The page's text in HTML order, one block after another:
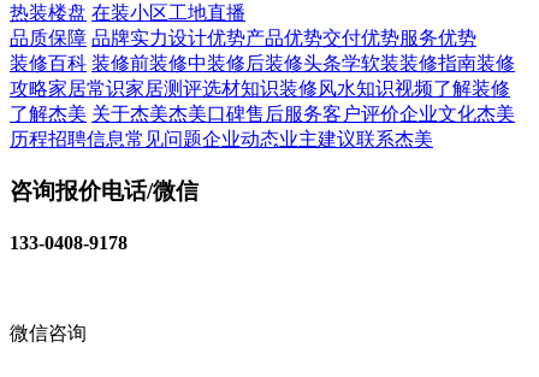
热装楼盘 在装小区工地直播
品质保障 品牌实力设计优势产品优势交付优势服务优势
装修百科 装修前装修中装修后装修头条学软装装修指南装修
攻略家居常识家居测评选材知识装修风水知识视频了解装修
了解杰美 关于杰美杰美口碑售后服务客户评价企业文化杰美
历程招聘信息常见问题企业动态业主建议联系杰美
咨询报价电话/微信
133-0408-9178
微信咨询